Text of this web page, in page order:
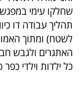
שחלקו עימי
תהליך עבודה דו
לשטח) ומתוך
האתגרים ולגבש
כל ילדות וילדי